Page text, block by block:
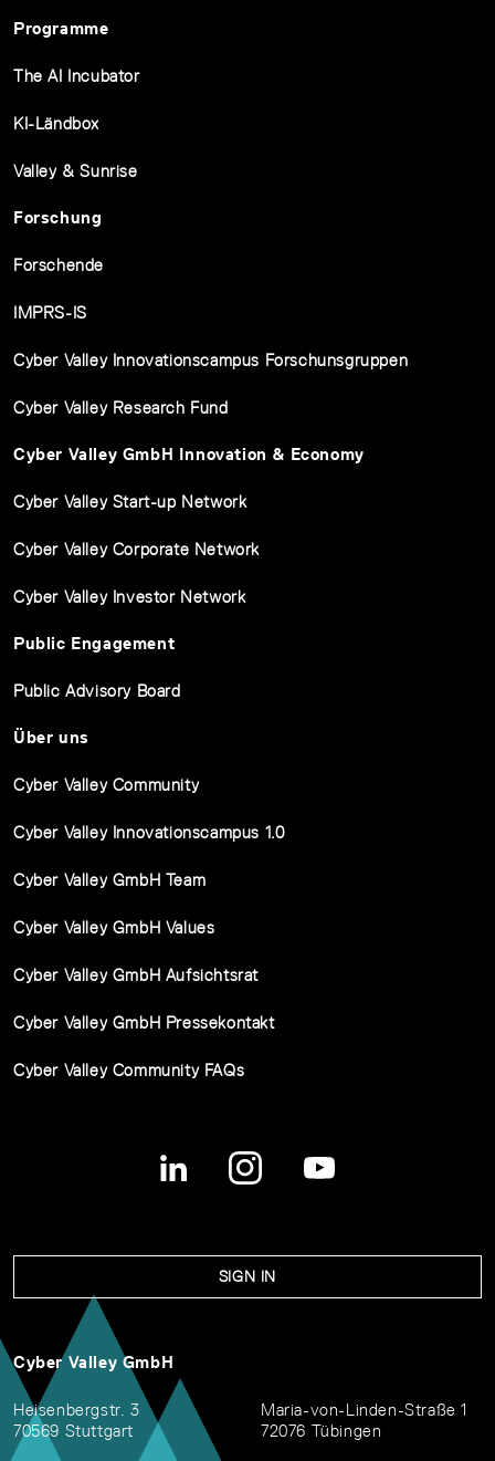
Programme
The AI Incubator
KI-Ländbox
Valley & Sunrise
Forschung
Forschende
IMPRS-IS
Cyber Valley Innovationscampus Forschunsgruppen
Cyber Valley Research Fund
Cyber Valley GmbH Innovation & Economy
Cyber Valley Start-up Network
Cyber Valley Corporate Network
Cyber Valley Investor Network
Public Engagement
Public Advisory Board
Über uns
Cyber Valley Community
Cyber Valley Innovationscampus 1.0
Cyber Valley GmbH Team
Cyber Valley GmbH Values
Cyber Valley GmbH Aufsichtsrat
Cyber Valley GmbH Pressekontakt
Cyber Valley Community FAQs
SIGN IN
Cyber Valley GmbH
Heisenbergstr. 3
70569 Stuttgart
Maria-von-Linden-Straße 1
72076 Tübingen